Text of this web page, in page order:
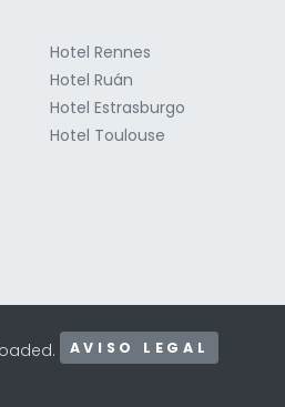
Hotel Rennes
Hotel Ruán
Hotel Estrasburgo
Hotel Toulouse
AVISO LEGAL